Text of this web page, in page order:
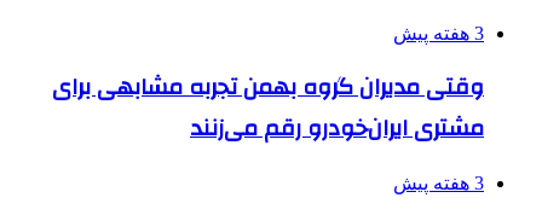
3 هفته پیش
وقتی مدیران گروه بهمن تجربه مشابهی برای
مشتری ایران‌خودرو رقم می‌زنند
3 هفته پیش